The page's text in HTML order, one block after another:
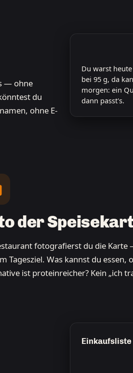
— ohne
du
ohne E-
Du warst
bei 95 g, da
morgen: ein
dann passt's.
der
fotografierst du die Karte
Tagesziel. Was kannst du essen,
ist proteinreicher? Kein „ich
Einkaufsliste